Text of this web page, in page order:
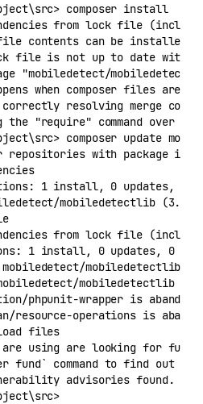
composer install
from lock file
contents can be installed
file is not up to date with the
"mobiledetect/
when composer files are
correctly resolving merge
the "require" command over
composer update
repositories with package
1 install, 0 updates, 0
mobiledetectlib
from lock file
1 install, 0 updates, 0
mobiledetectlib
mobiledetectlib
phpunit-wrapper is
resource-operations is
files
are using are looking for
fund` command to find out
advisories found.